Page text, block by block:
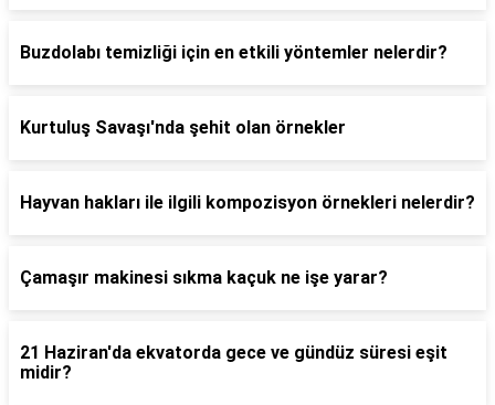
Buzdolabı temizliği için en etkili yöntemler nelerdir?
Kurtuluş Savaşı'nda şehit olan örnekler
Hayvan hakları ile ilgili kompozisyon örnekleri nelerdir?
Çamaşır makinesi sıkma kaçuk ne işe yarar?
21 Haziran'da ekvatorda gece ve gündüz süresi eşit
midir?